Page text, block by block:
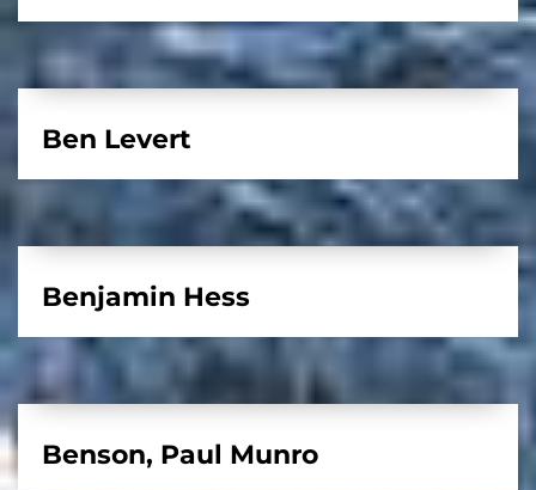
Ben Levert
Benjamin Hess
Benson, Paul Munro